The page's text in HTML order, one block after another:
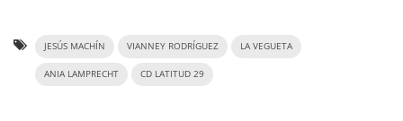
JESÚS MACHÍN VIANNEY RODRÍGUEZ LA VEGUETA
ANIA LAMPRECHT CD LATITUD 29